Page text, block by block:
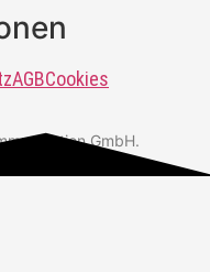
AGBCookies
GmbH.